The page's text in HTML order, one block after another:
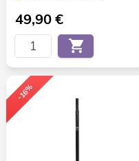
49,90€
-16%